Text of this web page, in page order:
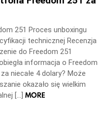
251 Proces unboxingu
technicznej Recenzja
do Freedom 251
informacja o Freedom
niecałe 4 dolary? Może
okazało się wielkim
[…] MORE